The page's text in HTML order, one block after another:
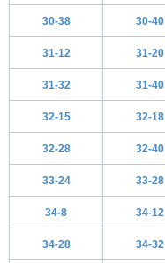
30-38 30-40
31-12 31-20
31-32 31-40
32-15 32-18
32-28 32-40
33-24 33-28
34-8 34-12
34-28 34-32